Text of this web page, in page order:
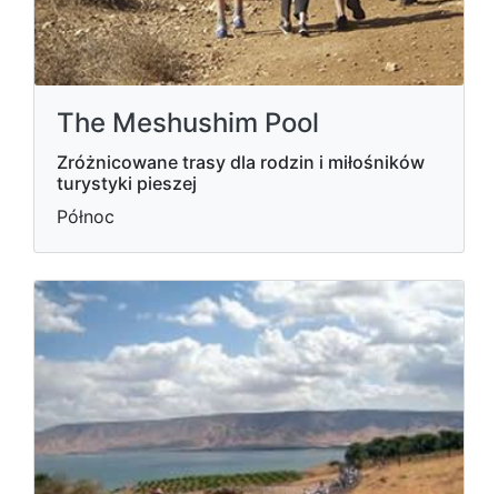
The Meshushim Pool
Zróżnicowane trasy dla rodzin i miłośników
turystyki pieszej
Północ